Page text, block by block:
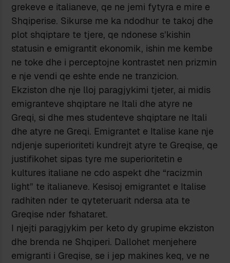
grekeve e italianeve, qe ne jemi fytyra e mire e
Shqiperise. Sikurse me ka ndodhur te takoj dhe
plot shqiptare te tjere, qe ndonese s’kishin
statusin e emigrantit ekonomik, ishin me kembe
ne toke dhe i perceptojne kontrastet nen prizmin
e nje vendi qe eshte ende ne tranzicion.
Ekziston dhe nje lloj paragjykimi tjeter, ai midis
emigranteve shqiptare ne Itali dhe atyre ne
Greqi, si dhe mes studenteve shqiptare ne Itali
dhe atyre ne Greqi. Emigrantet e Italise kane nje
ndjenje superioriteti kundrejt atyre te Greqise, qe
justifikohet sipas tyre me superioritetin e
kultures italiane ne cdo aspekt dhe “racizmin
light” te italianeve. Kesisoj emigrantet e Italise
radhiten nder te qyteteruarit ndersa ata te
Greqise nder fshataret.
I njejti paragjykim per keto dy grupime ekziston
dhe brenda ne Shqiperi. Dallohet menjehere
emigranti i Greqise, se i jep makines keq, ve ne